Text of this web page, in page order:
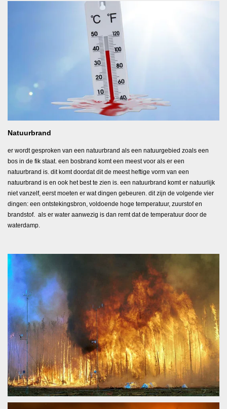
Natuurbrand
er wordt gesproken van een natuurbrand als een natuurgebied zoals een
bos in de fik staat. een bosbrand komt een meest voor als er een
natuurbrand is. dit komt doordat dit de meest heftige vorm van een
natuurbrand is en ook het best te zien is. een natuurbrand komt er natuurlijk
niet vanzelf, eerst moeten er wat dingen gebeuren. dit zijn de volgende vier
dingen: een ontstekingsbron, voldoende hoge temperatuur, zuurstof en
brandstof. als er water aanwezig is dan remt dat de temperatuur door de
waterdamp.